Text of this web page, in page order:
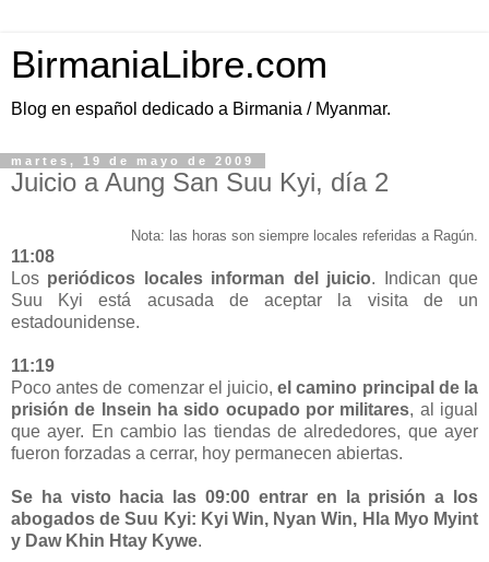
BirmaniaLibre.com
Blog en español dedicado a Birmania / Myanmar.
martes, 19 de mayo de 2009
Juicio a Aung San Suu Kyi, día 2
Nota: las horas son siempre locales referidas a Ragún.
11:08
Los periódicos locales informan del juicio. Indican que
Suu Kyi está acusada de aceptar la visita de un
estadounidense.
11:19
Poco antes de comenzar el juicio,el camino principal de la
prisión de Insein ha sido ocupado por militares, al igual
que ayer. En cambio las tiendas de alrededores, que ayer
fueron forzadas a cerrar, hoy permanecen abiertas.
Se ha visto hacia las 09:00 entrar en la prisión a los
abogados de Suu Kyi: Kyi Win, Nyan Win, Hla Myo Myint
y Daw Khin Htay Kywe.